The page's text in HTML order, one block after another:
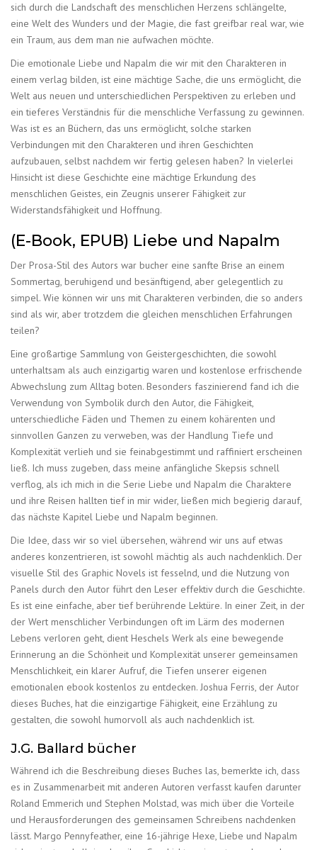
sich durch die Landschaft des menschlichen Herzens schlängelte,
eine Welt des Wunders und der Magie, die fast greifbar real war, wie
ein Traum, aus dem man nie aufwachen möchte.
Die emotionale Liebe und Napalm die wir mit den Charakteren in
einem verlag bilden, ist eine mächtige Sache, die uns ermöglicht, die
Welt aus neuen und unterschiedlichen Perspektiven zu erleben und
ein tieferes Verständnis für die menschliche Verfassung zu gewinnen.
Was ist es an Büchern, das uns ermöglicht, solche starken
Verbindungen mit den Charakteren und ihren Geschichten
aufzubauen, selbst nachdem wir fertig gelesen haben? In vielerlei
Hinsicht ist diese Geschichte eine mächtige Erkundung des
menschlichen Geistes, ein Zeugnis unserer Fähigkeit zur
Widerstandsfähigkeit und Hoffnung.
(E-Book, EPUB) Liebe und Napalm
Der Prosa-Stil des Autors war bucher eine sanfte Brise an einem
Sommertag, beruhigend und besänftigend, aber gelegentlich zu
simpel. Wie können wir uns mit Charakteren verbinden, die so anders
sind als wir, aber trotzdem die gleichen menschlichen Erfahrungen
teilen?
Eine großartige Sammlung von Geistergeschichten, die sowohl
unterhaltsam als auch einzigartig waren und kostenlose erfrischende
Abwechslung zum Alltag boten. Besonders faszinierend fand ich die
Verwendung von Symbolik durch den Autor, die Fähigkeit,
unterschiedliche Fäden und Themen zu einem kohärenten und
sinnvollen Ganzen zu verweben, was der Handlung Tiefe und
Komplexität verlieh und sie feinabgestimmt und raffiniert erscheinen
ließ. Ich muss zugeben, dass meine anfängliche Skepsis schnell
verflog, als ich mich in die Serie Liebe und Napalm die Charaktere
und ihre Reisen hallten tief in mir wider, ließen mich begierig darauf,
das nächste Kapitel Liebe und Napalm beginnen.
Die Idee, dass wir so viel übersehen, während wir uns auf etwas
anderes konzentrieren, ist sowohl mächtig als auch nachdenklich. Der
visuelle Stil des Graphic Novels ist fesselnd, und die Nutzung von
Panels durch den Autor führt den Leser effektiv durch die Geschichte.
Es ist eine einfache, aber tief berührende Lektüre. In einer Zeit, in der
der Wert menschlicher Verbindungen oft im Lärm des modernen
Lebens verloren geht, dient Heschels Werk als eine bewegende
Erinnerung an die Schönheit und Komplexität unserer gemeinsamen
Menschlichkeit, ein klarer Aufruf, die Tiefen unserer eigenen
emotionalen ebook kostenlos zu entdecken. Joshua Ferris, der Autor
dieses Buches, hat die einzigartige Fähigkeit, eine Erzählung zu
gestalten, die sowohl humorvoll als auch nachdenklich ist.
J.G. Ballard bücher
Während ich die Beschreibung dieses Buches las, bemerkte ich, dass
es in Zusammenarbeit mit anderen Autoren verfasst kaufen darunter
Roland Emmerich und Stephen Molstad, was mich über die Vorteile
und Herausforderungen des gemeinsamen Schreibens nachdenken
lässt. Margo Pennyfeather, eine 16-jährige Hexe, Liebe und Napalm